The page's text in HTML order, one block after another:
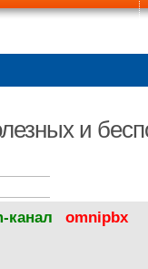
и
канал omnipbx